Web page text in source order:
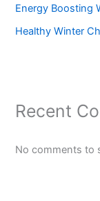
Energy Boosting
Healthy Winter
Recent
No comments to